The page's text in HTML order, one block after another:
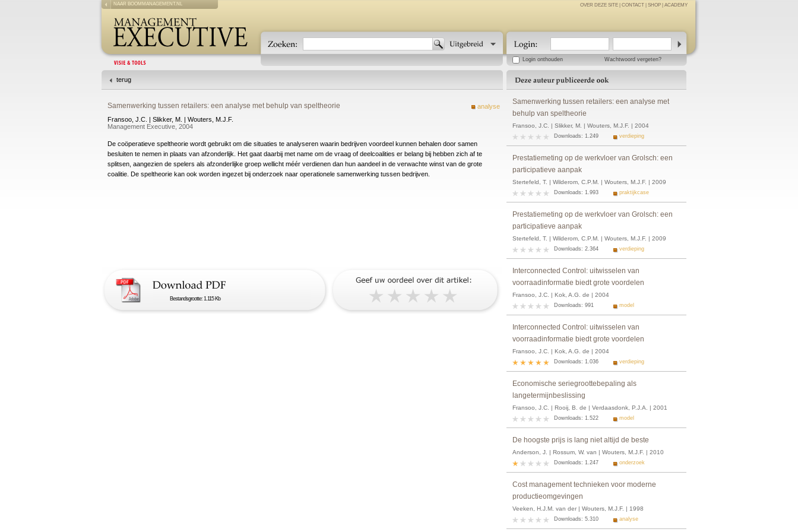
NAAR BOOMMANAGEMENT.NL OVER DEZE SITE CONTACT SHOP ACADEMY
Login onthouden Wachtwoord vergeten?
terug
analyse
Samenwerking tussen retailers: een analyse met behulp van speltheorie
Fransoo, J.C. | Slikker, M. | Wouters, M.J.F.
Management Executive, 2004
De coöperatieve speltheorie wordt gebruikt om die situaties te analyseren waarin bedrijven voordeel kunnen behalen door samen
besluiten te nemen in plaats van afzonderlijk. Het gaat daarbij met name om de vraag of deelcoalities er belang bij hebben zich af te
splitsen, aangezien de spelers als afzonderlijke groep wellicht méér verdienen dan hun aandeel in de verwachte winst van de grote
coalitie. De speltheorie kan ook worden ingezet bij onderzoek naar operationele samenwerking tussen bedrijven.
Bestandsgrootte: 1.115 Kb
Samenwerking tussen retailers: een analyse met
behulp van speltheorie
Fransoo, J.C. | Slikker, M. | Wouters, M.J.F. | 2004
Downloads: 1.249 verdieping
Prestatiemeting op de werkvloer van Grolsch: een
participatieve aanpak
Stertefeld, T. | Wilderom, C.P.M. | Wouters, M.J.F. | 2009
Downloads: 1.993 praktijkcase
Prestatiemeting op de werkvloer van Grolsch: een
participatieve aanpak
Stertefeld, T. | Wilderom, C.P.M. | Wouters, M.J.F. | 2009
Downloads: 2.364 verdieping
Interconnected Control: uitwisselen van
voorraadinformatie biedt grote voordelen
Fransoo, J.C. | Kok, A.G. de | 2004
Downloads: 991 model
Interconnected Control: uitwisselen van
voorraadinformatie biedt grote voordelen
Fransoo, J.C. | Kok, A.G. de | 2004
Downloads: 1.036 verdieping
Economische seriegroottebepaling als
langetermijnbeslissing
Fransoo, J.C. | Rooij, B. de | Verdaasdonk, P.J.A. | 2001
Downloads: 1.522 model
De hoogste prijs is lang niet altijd de beste
Anderson, J. | Rossum, W. van | Wouters, M.J.F. | 2010
Downloads: 1.247 onderzoek
Cost management technieken voor moderne
productieomgevingen
Veeken, H.J.M. van der | Wouters, M.J.F. | 1998
Downloads: 5.310 analyse